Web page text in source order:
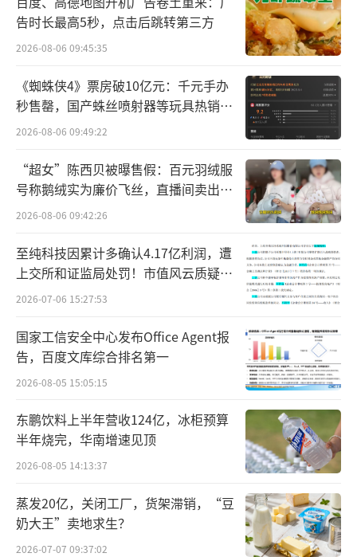
和巴菲特的操作类似，桥水基金二季度减
持英伟达48.9万股、谷歌82.8万股，还卖出近7
5%的苹果持仓至46.9万股。
据21世纪经济报道的消息，2016年，巴菲
特首次建仓苹果的头寸，当时苹果每股股价在2
6美元左右，而如今苹果股价已经飙升至约221
美元，股价涨幅逾800%。高位抛售苹果正为伯
克希尔带来天量收入，财报显示，伯克希尔现
金已从第一季度末的1890亿美元增加至二季度
的2780亿美元，当中绝大部份收益来自于卖出
苹果股票。
可以看到伯克希尔现金储备持续膨胀。运
营产生的正现金流，加上近几个月抛售苹果、
美国银行产生的收益，让伯克希尔账上的现金
资产创下2770亿美元的历史新高。
根据伯克希尔的最新财报，截至第二季度
末，其持有2346亿美元的短期美债，同时拥有
超过420亿美元的现金和现金等价物，其中包括
期限为三个月或更短的美债。
告时长最高5秒，点击后跳转第三方
2026-08-06 09:45:35
《蜘蛛侠4》票房破10亿元：千元手办
秒售罄，国产蛛丝喷射器等玩具热销海
外
2026-08-06 09:49:22
“超女”陈西贝被曝售假：百元羽绒服
号称鹅绒实为廉价飞丝，直播间卖出超
百万元
2026-08-06 09:42:26
至纯科技因累计多确认4.17亿利润，遭
上交所和证监局处罚！市值风云质疑其
财务问题，遭巨额索赔！
2026-07-06 15:27:53
国家工信安全中心发布Office Agent报
告，百度文库综合排名第一
2026-08-05 15:05:15
东鹏饮料上半年营收124亿，冰柜预算
半年烧完，华南增速见顶
2026-08-05 14:13:37
蒸发20亿，关闭工厂，货架滞销，“豆
奶大王”卖地求生？
2026-07-07 09:37:02